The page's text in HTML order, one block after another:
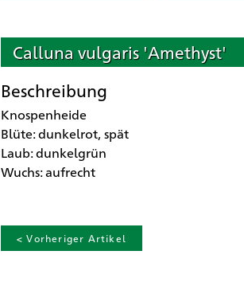
Calluna vulgaris 'Amethyst'
Beschreibung
Knospenheide
Blüte: dunkelrot, spät
Laub: dunkelgrün
Wuchs: aufrecht
< Vorheriger Artikel